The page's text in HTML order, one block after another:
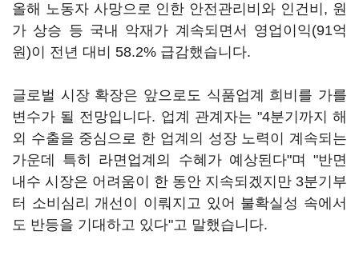
올해 노동자 사망으로 인한 안전관리비와 인건비, 원
가 상승 등 국내 악재가 계속되면서 영업이익(91억
원)이 전년 대비 58.2% 급감했습니다.
글로벌 시장 확장은 앞으로도 식품업계 희비를 가를
변수가 될 전망입니다. 업계 관계자는 "4분기까지 해
외 수출을 중심으로 한 업계의 성장 노력이 계속되는
가운데 특히 라면업계의 수혜가 예상된다"며 "반면
내수 시장은 어려움이 한 동안 지속되겠지만 3분기부
터 소비심리 개선이 이뤄지고 있어 불확실성 속에서
도 반등을 기대하고 있다"고 말했습니다.